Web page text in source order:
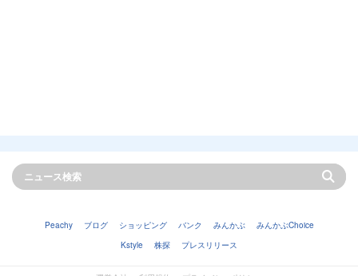
Peachy ブログ ショッピング バンク みんかぶ
みんかぶChoice
Kstyle
株探 プレスリリース